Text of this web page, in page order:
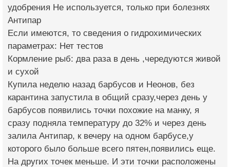
удобрения Не используется, только при болезнях
Антипар
Если имеются, то сведения о гидрохимических
параметрах: Нет тестов
Кормление рыб: два раза в день ,чередуются живой
и сухой
Купила неделю назад барбусов и Неонов, без
карантина запустила в общий сразу,через день у
барбусов появились точки похожие на манку, я
сразу подняла температуру до 32% и через день
залила Антипар, к вечеру на одном барбусе,у
которого было больше всего пятен,появились еще.
На других точек меньше. И эти точки расположены